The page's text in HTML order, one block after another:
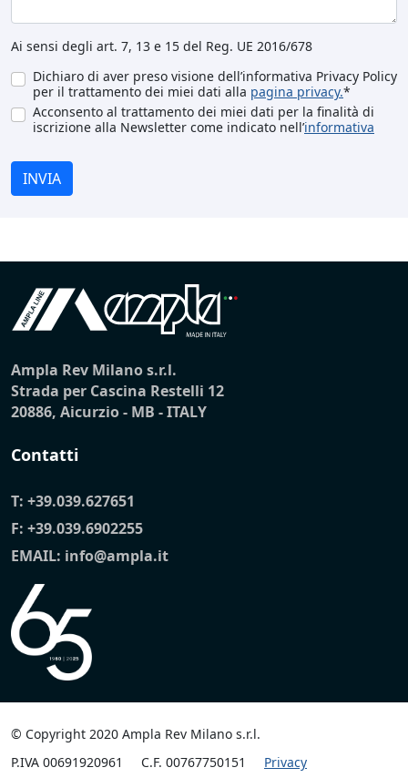
Ai sensi degli art. 7, 13 e 15 del Reg. UE 2016/678
Dichiaro di aver preso visione dell’informativa Privacy Policy
per il trattamento dei miei dati alla pagina privacy.*
Acconsento al trattamento dei miei dati per la finalità di
iscrizione alla Newsletter come indicato nell’informativa
INVIA
Ampla Rev Milano s.r.l.
Strada per Cascina Restelli 12
20886, Aicurzio - MB - ITALY
Contatti
T: +39.039.627651
F: +39.039.6902255
EMAIL: info@ampla.it
© Copyright 2020 Ampla Rev Milano s.r.l.
P.IVA 00691920961
C.F. 00767750151 Privacy